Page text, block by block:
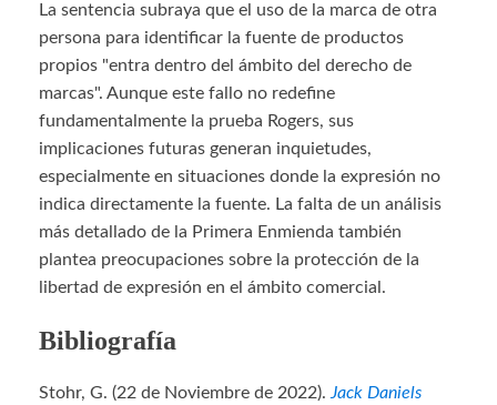
La sentencia subraya que el uso de la marca de otra
persona para identificar la fuente de productos
propios "entra dentro del ámbito del derecho de
marcas". Aunque este fallo no redefine
fundamentalmente la prueba Rogers, sus
implicaciones futuras generan inquietudes,
especialmente en situaciones donde la expresión no
indica directamente la fuente. La falta de un análisis
más detallado de la Primera Enmienda también
plantea preocupaciones sobre la protección de la
libertad de expresión en el ámbito comercial.
Bibliografía
Stohr, G. (22 de Noviembre de 2022). Jack Daniels